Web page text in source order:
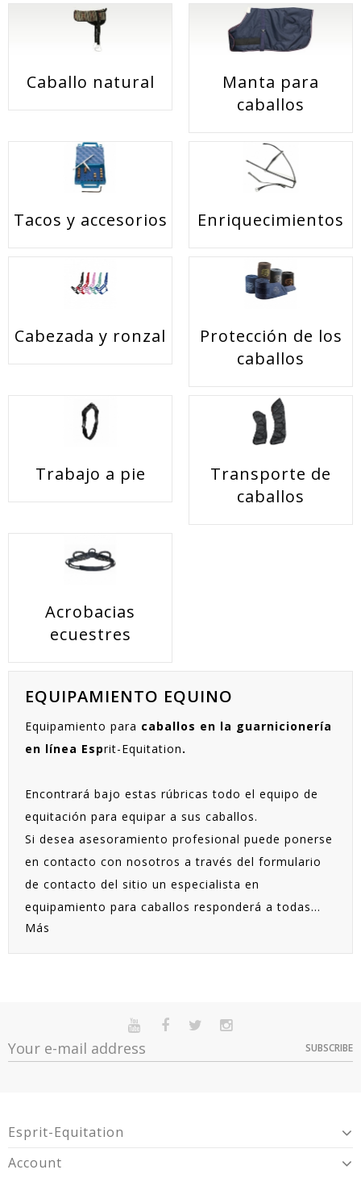
Caballo natural
Manta para
caballos
Tacos y accesorios Enriquecimientos
Cabezada y ronzal
Protección de los
caballos
Trabajo a pie
Transporte de
caballos
Acrobacias
ecuestres
EQUIPAMIENTO EQUINO
Equipamiento para caballos en la guarnicionería
en línea Esprit-Equitation.
Encontrará bajo estas rúbricas todo el equipo de
equitación para equipar a sus caballos.
Si desea asesoramiento profesional puede ponerse
en contacto con nosotros a través del formulario
de contacto del sitio un especialista en
equipamiento para caballos responderá a todas...
Más
SUBSCRIBE
Esprit-Equitation
Account